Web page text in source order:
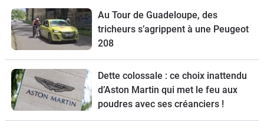
Au Tour de Guadeloupe, des
tricheurs s’agrippent à une Peugeot
208
Dette colossale : ce choix inattendu
d’Aston Martin qui met le feu aux
poudres avec ses créanciers !